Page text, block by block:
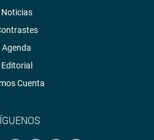
Noticias
Agenda
Editorial
Cuenta